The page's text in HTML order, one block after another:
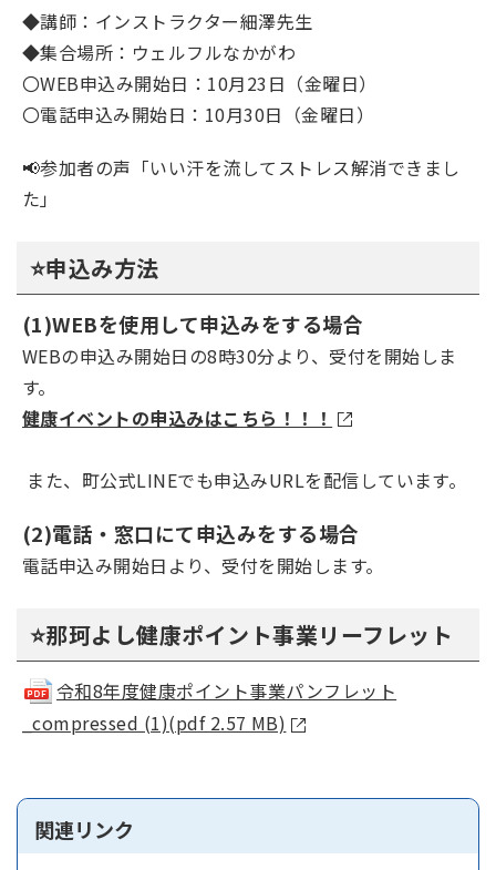
◆講師：インストラクター細澤先生
◆集合場所：ウェルフルなかがわ
〇WEB申込み開始日：10月23日（金曜日）
〇電話申込み開始日：10月30日（金曜日）
📢参加者の声「いい汗を流してストレス解消できまし
た」
⭐申込み方法
(1)WEBを使用して申込みをする場合
WEBの申込み開始日の8時30分より、受付を開始しま
す。
健康イベントの申込みはこちら！！！
また、町公式LINEでも申込みURLを配信しています。
(2)電話・窓口にて申込みをする場合
電話申込み開始日より、受付を開始します。
⭐那珂よし健康ポイント事業リーフレット
令和8年度健康ポイント事業パンフレット
_compressed (1)(pdf 2.57 MB)
関連リンク